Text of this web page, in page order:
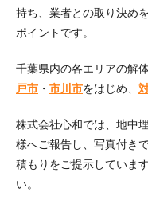
持ち、業者との取り決め
ポイントです。
千葉県内の各エリアの解
戸市 ・ 市川市をはじめ、
株式会社心和では、地中
様へご報告し、写真付き
積もりをご提示していま
い。